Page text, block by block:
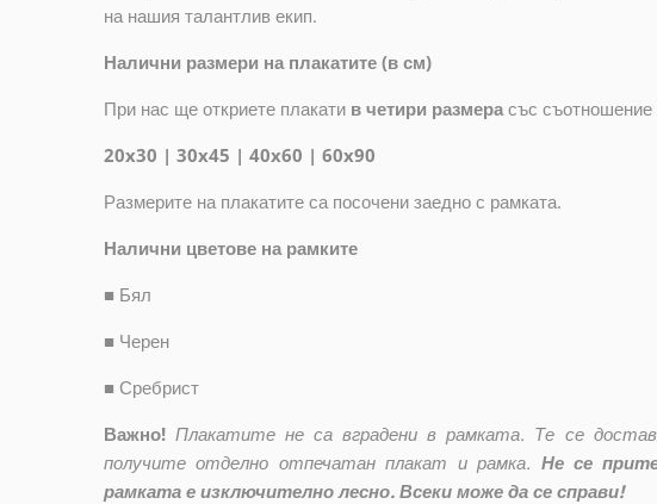
на нашия талантлив екип.
Налични размери на плакатите (в см)
При нас ще откриете плакати в четири размера със
20x30 | 30x45 | 40x60 | 60x90
Размерите на плакатите са посочени заедно с рамката.
Налични цветове на рамките
■ Бял
■ Черен
■ Сребрист
Важно! Плакатите не са вградени в рамката. Те се
получите отделно отпечатан плакат и рамка. Не се
рамката е изключително лесно. Всеки може да се справи!